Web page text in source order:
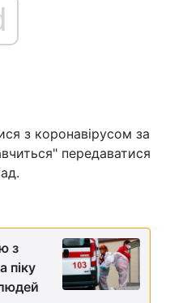
з коронавірусом за
передаватися
з
піку